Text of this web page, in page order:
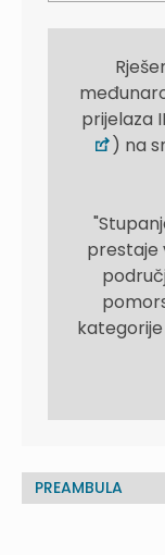
prijelaza
) na
prestaje
PREAMBULA